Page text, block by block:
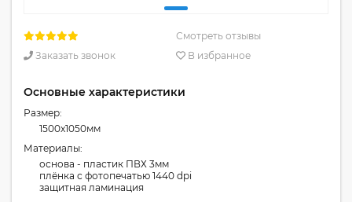
Смотреть отзывы
Заказать звонок
В избранное
Основные характеристики
Размер:
1500x1050мм
Материалы:
основа - пластик ПВХ 3мм
плёнка с фотопечатью 1440 dpi
защитная ламинация